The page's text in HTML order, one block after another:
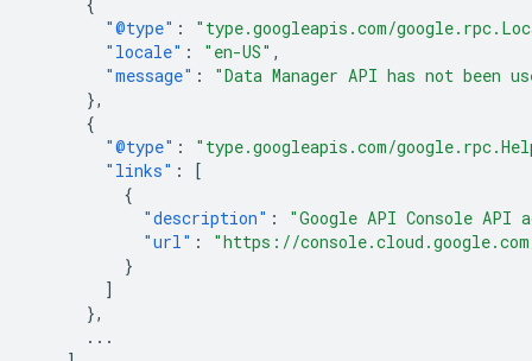
"@type" :
"type.googleapis.com/
"locale" : "en-US" ,
"message" :
"Data Manager API has not been
},
{
"@type" :
"type.googleapis.com/
"links" :
[
{
"description" :
"Google API Console API
"url" :
"https://
}
]
},
...